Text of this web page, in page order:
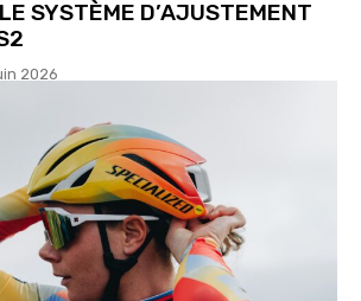
SYSTÈME D’AJUSTEMENT
2026